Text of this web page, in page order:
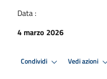
Data :
4 marzo 2026
Condividi Vedi azioni